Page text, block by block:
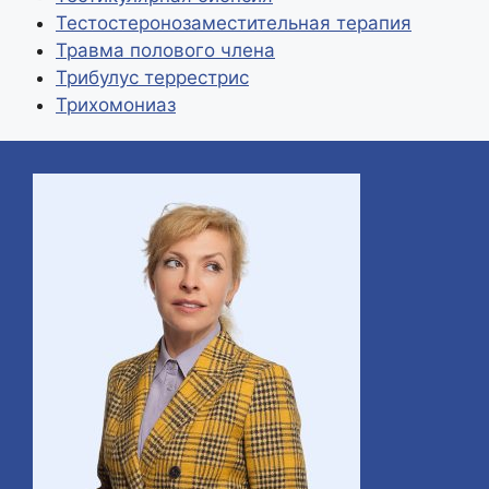
т
ь
Тестостеронозаместительная терапия
Травма полового члена
Трибулус террестрис
Трихомониаз